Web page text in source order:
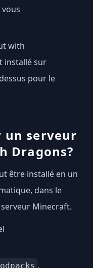
with
installé sur
pour le
un serveur
Dragons?
être installé en un
dans le
Minecraft.
.